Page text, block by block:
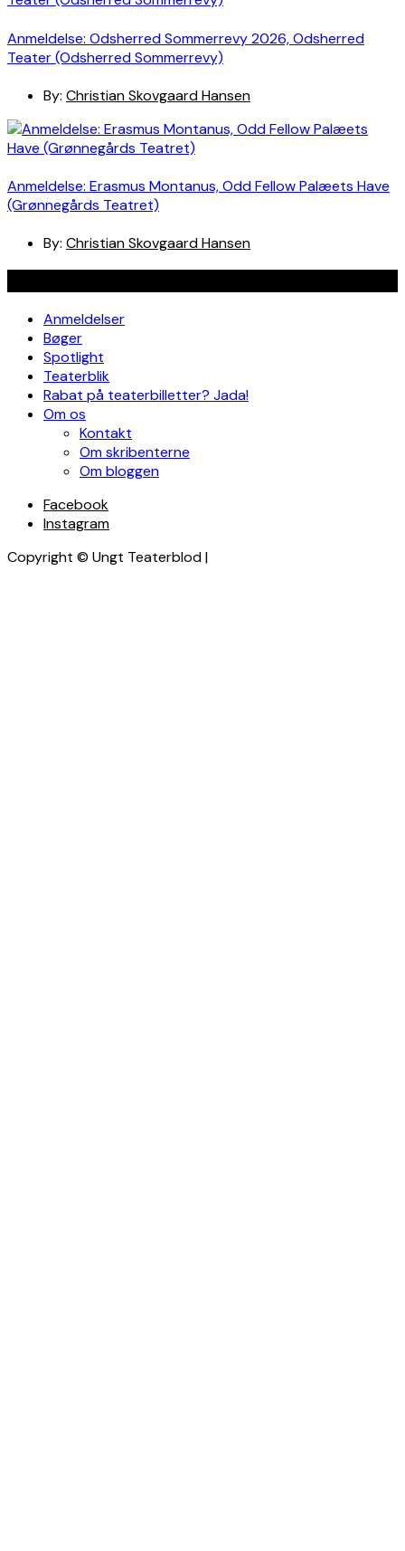
Anmeldelse: Odsherred Sommerrevy 2026, Odsherred
Teater (Odsherred Sommerrevy)
By: Christian Skovgaard Hansen
Anmeldelse: Erasmus Montanus, Odd Fellow Palæets Have
(Grønnegårds Teatret)
By: Christian Skovgaard Hansen
Anmeldelser
Bøger
Spotlight
Teaterblik
Rabat på teaterbilletter? Jada!
Om os
Kontakt
Om skribenterne
Om bloggen
Facebook
Instagram
Copyright © Ungt Teaterblod |